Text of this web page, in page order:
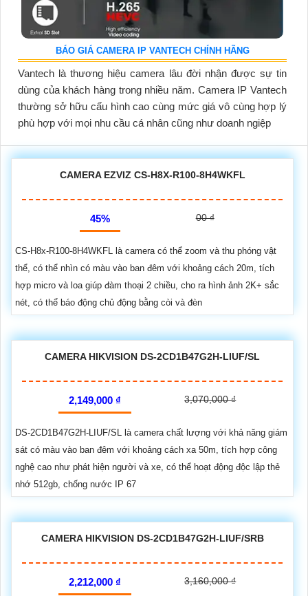
BÁO GIÁ CAMERA IP VANTECH CHÍNH HÃNG
Vantech là thương hiệu camera lâu đời nhận được sự tin
dùng của khách hàng trong nhiều năm. Camera IP Vantech
thường sở hữu cấu hình cao cùng mức giá vô cùng hợp lý
phù hợp với mọi nhu cầu cá nhân cũng như doanh ngiệp
CAMERA EZVIZ CS-H8X-R100-8H4WKFL
45% 00 ₫
CS-H8x-R100-8H4WKFL là camera có thể zoom và thu phóng vật
thể, có thể nhìn có màu vào ban đêm với khoảng cách 20m, tích
hợp micro và loa giúp đàm thoại 2 chiều, cho ra hình ảnh 2K+ sắc
nét, có thể báo động chủ động bằng còi và đèn
CAMERA HIKVISION DS-2CD1B47G2H-LIUF/SL
2,149,000 ₫ 3,070,000 ₫
DS-2CD1B47G2H-LIUF/SL là camera chất lượng với khả năng giám
sát có màu vào ban đêm với khoảng cách xa 50m, tích hợp công
nghệ cao như phát hiện người và xe, có thể hoạt động độc lập thẻ
nhớ 512gb, chống nước IP 67
CAMERA HIKVISION DS-2CD1B47G2H-LIUF/SRB
2,212,000 ₫ 3,160,000 ₫